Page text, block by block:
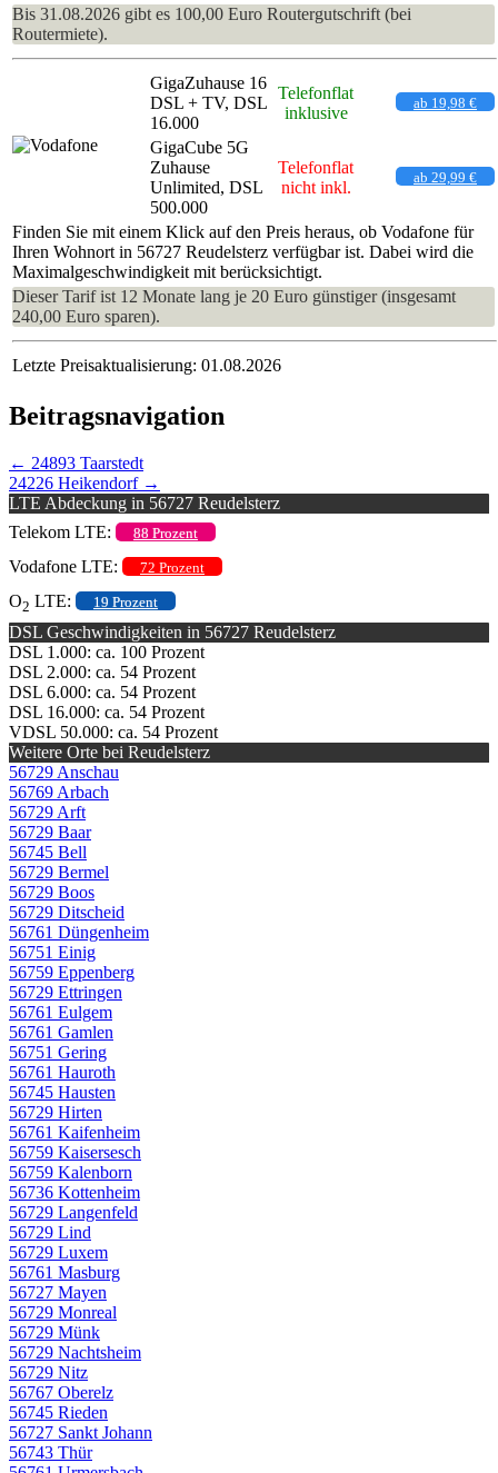
Bis 31.08.2026 gibt es 100,00 Euro Routergutschrift (bei
Routermiete).
GigaZuhause 16
DSL + TV, DSL
16.000
Telefonflat
inklusive
ab 19,98 €
GigaCube 5G
Zuhause
Unlimited, DSL
500.000
Telefonflat
nicht inkl.
ab 29,99 €
Finden Sie mit einem Klick auf den Preis heraus, ob Vodafone für
Ihren Wohnort in 56727 Reudelsterz verfügbar ist. Dabei wird die
Maximalgeschwindigkeit mit berücksichtigt.
Dieser Tarif ist 12 Monate lang je 20 Euro günstiger (insgesamt
240,00 Euro sparen).
Letzte Preisaktualisierung: 01.08.2026
Beitragsnavigation
← 24893 Taarstedt
24226 Heikendorf →
LTE Abdeckung in 56727 Reudelsterz
Telekom LTE:
88 Prozent
Vodafone LTE: 72 Prozent
O2 LTE: 19 Prozent
DSL Geschwindigkeiten in 56727 Reudelsterz
DSL 1.000: ca. 100 Prozent
DSL 2.000: ca. 54 Prozent
DSL 6.000: ca. 54 Prozent
DSL 16.000: ca. 54 Prozent
VDSL 50.000: ca. 54 Prozent
Weitere Orte bei Reudelsterz
56729 Anschau
56769 Arbach
56729 Arft
56729 Baar
56745 Bell
56729 Bermel
56729 Boos
56729 Ditscheid
56761 Düngenheim
56751 Einig
56759 Eppenberg
56729 Ettringen
56761 Eulgem
56761 Gamlen
56751 Gering
56761 Hauroth
56745 Hausten
56729 Hirten
56761 Kaifenheim
56759 Kaisersesch
56759 Kalenborn
56736 Kottenheim
56729 Langenfeld
56729 Lind
56729 Luxem
56761 Masburg
56727 Mayen
56729 Monreal
56729 Münk
56729 Nachtsheim
56729 Nitz
56767 Oberelz
56745 Rieden
56727 Sankt Johann
56743 Thür